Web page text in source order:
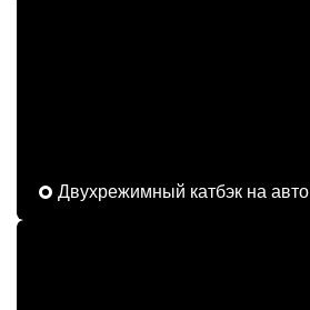
Двухрежимный катбэк на авто